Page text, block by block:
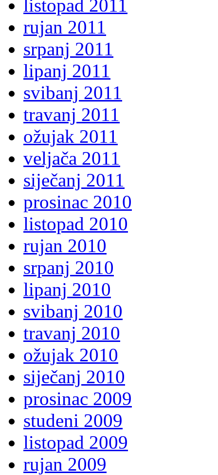
listopad 2011
rujan 2011
srpanj 2011
lipanj 2011
svibanj 2011
travanj 2011
ožujak 2011
veljača 2011
siječanj 2011
prosinac 2010
listopad 2010
rujan 2010
srpanj 2010
lipanj 2010
svibanj 2010
travanj 2010
ožujak 2010
siječanj 2010
prosinac 2009
studeni 2009
listopad 2009
rujan 2009